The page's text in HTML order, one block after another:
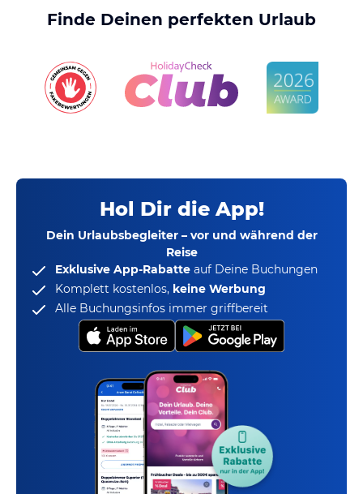
Finde Deinen perfekten Urlaub
Hol Dir die App!
Dein Urlaubsbegleiter – vor und während der
Reise
Exklusive App-Rabatte auf Deine Buchungen
Komplett kostenlos, keine Werbung
Alle Buchungsinfos immer griffbereit